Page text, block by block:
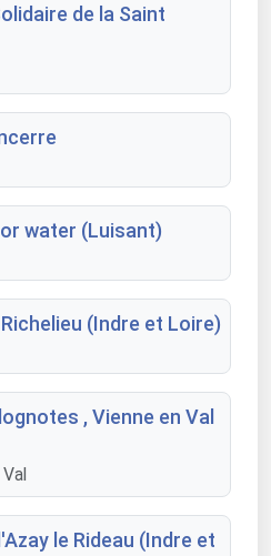
de la Saint
water (Luisant)
(Indre et Loire)
, Vienne en Val
le Rideau (Indre et